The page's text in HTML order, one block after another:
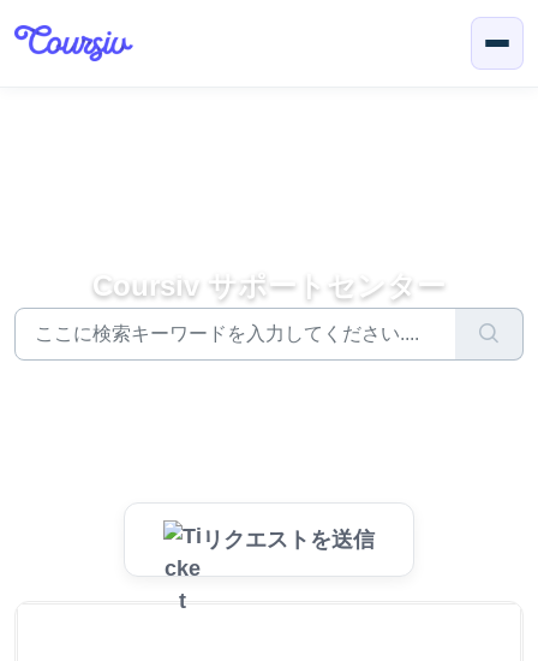
Coursiv サポートセンター
リクエストを送信